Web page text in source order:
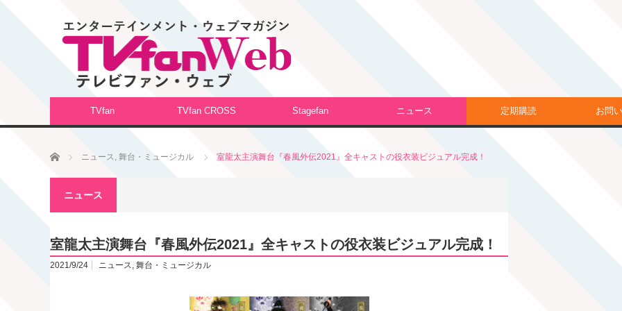
TVfan TVfan CROSS Stagefan ニュース 定期購読 お問
ホーム ニュース, 舞台・ミュージカル 室龍太主演舞台『春風外伝2021』全キャストの役衣装ビジュアル完成！
ニュース
室龍太主演舞台『春風外伝2021』全キャストの役衣装ビジュアル完成！
2021/9/24 ニュース, 舞台・ミュージカル